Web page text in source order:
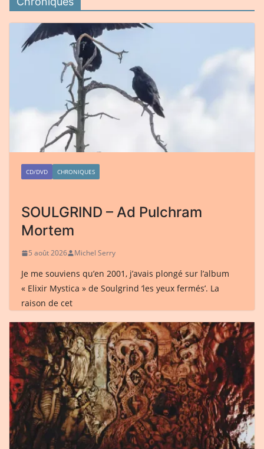
CD/DVD CHRONIQUES
SOULGRIND – Ad Pulchram
Mortem
5 août 2026 Michel Serry
Je me souviens qu’en 2001, j’avais plongé sur l’album
« Elixir Mystica » de Soulgrind ‘les yeux fermés’. La
raison de cet